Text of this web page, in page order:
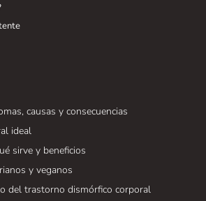
causas y consecuencias
ideal
sirve y beneficios
y veganos
del trastorno dismórfico corporal